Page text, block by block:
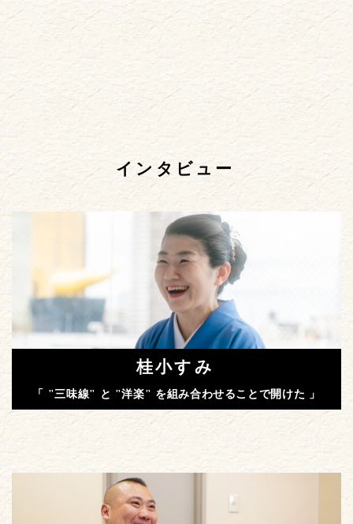
インタビュー
桂小すみ
「 "三味線" と "洋楽" を組み合わせることで開けた 」